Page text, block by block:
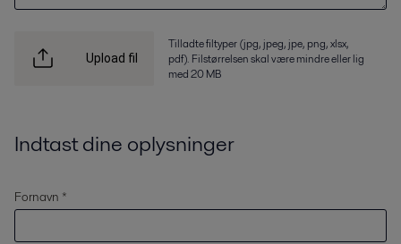
Upload fil
Tilladte filtyper (jpg, jpeg, jpe, png, xlsx,
pdf). Filstørrelsen skal være mindre eller lig
med 20 MB
Indtast dine oplysninger
Fornavn *